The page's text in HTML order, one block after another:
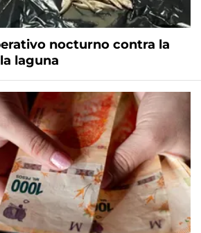
nocturno contra la
laguna